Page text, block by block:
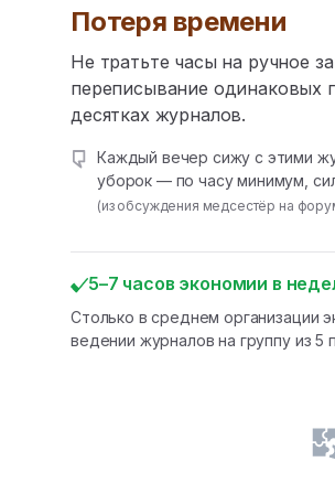
Потеря времени
Не тратьте часы на ручное
переписывание одинаковых
десятках журналов.
Каждый вечер сижу с этими
уборок — по часу минимум,
(из обсуждения медсестёр на
5–7 часов экономии в
Столько в среднем организации
ведении журналов на группу из 5